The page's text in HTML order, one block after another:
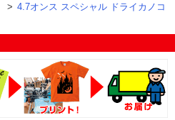
> 4.7オンス スペシャル ドライカノコ